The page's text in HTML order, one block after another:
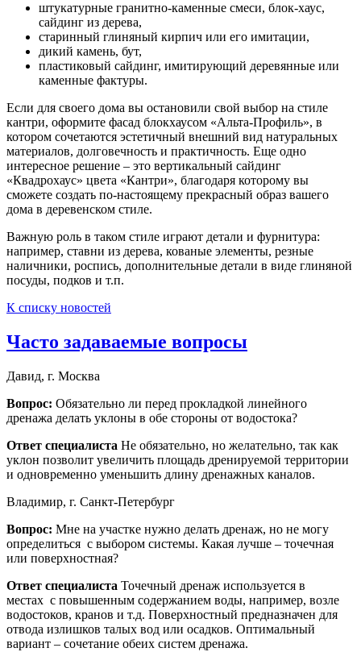
штукатурные гранитно-каменные смеси, блок-хаус,
сайдинг из дерева,
старинный глиняный кирпич или его имитации,
дикий камень, бут,
пластиковый сайдинг, имитирующий деревянные или
каменные фактуры.
Если для своего дома вы остановили свой выбор на стиле
кантри, оформите фасад блокхаусом «Альта-Профиль», в
котором сочетаются эстетичный внешний вид натуральных
материалов, долговечность и практичность. Еще одно
интересное решение – это вертикальный сайдинг
«Квадрохаус» цвета «Кантри», благодаря которому вы
сможете создать по-настоящему прекрасный образ вашего
дома в деревенском стиле.
Важную роль в таком стиле играют детали и фурнитура:
например, ставни из дерева, кованые элементы, резные
наличники, роспись, дополнительные детали в виде глиняной
посуды, подков и т.п.
К списку новостей
Часто задаваемые вопросы
Давид, г. Москва
Вопрос: Обязательно ли перед прокладкой линейного
дренажа делать уклоны в обе стороны от водостока?
Ответ специалиста Не обязательно, но желательно, так как
уклон позволит увеличить площадь дренируемой территории
и одновременно уменьшить длину дренажных каналов.
Владимир, г. Санкт-Петербург
Вопрос: Мне на участке нужно делать дренаж, но не могу
определиться с выбором системы. Какая лучше – точечная
или поверхностная?
Ответ специалиста Точечный дренаж используется в
местах с повышенным содержанием воды, например, возле
водостоков, кранов и т.д. Поверхностный предназначен для
отвода излишков талых вод или осадков. Оптимальный
вариант – сочетание обеих систем дренажа.